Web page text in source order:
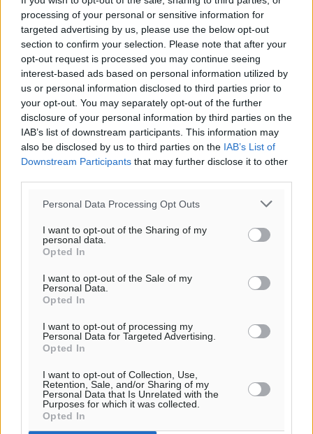
processing of your personal or sensitive information for
targeted advertising by us, please use the below opt-out
section to confirm your selection. Please note that after your
opt-out request is processed you may continue seeing
interest-based ads based on personal information utilized by
us or personal information disclosed to third parties prior to
your opt-out. You may separately opt-out of the further
disclosure of your personal information by third parties on the
IAB’s list of downstream participants. This information may
also be disclosed by us to third parties on the IAB’s List of
Downstream Participants that may further disclose it to other
Personal Data Processing Opt Outs
I want to opt-out of the Sharing of my
personal data.
Opted In
I want to opt-out of the Sale of my
Personal Data.
Opted In
I want to opt-out of processing my
Personal Data for Targeted Advertising.
Opted In
I want to opt-out of Collection, Use,
Retention, Sale, and/or Sharing of my
Personal Data that Is Unrelated with the
Purposes for which it was collected.
Opted In
Υπενθύμιση:
Για την μερική αναπαραγωγή της είδησης από άλλες
ιστοσελίδες είναι απαραίτητη η χρήση του παρακάτω
παρεχόμενου συνδέσμου παραπομπής προς το άρθρο
της Δημοκρατικής.
o καιρός τώρα:
αίθριος καιρός
26°
πρόγνωση: